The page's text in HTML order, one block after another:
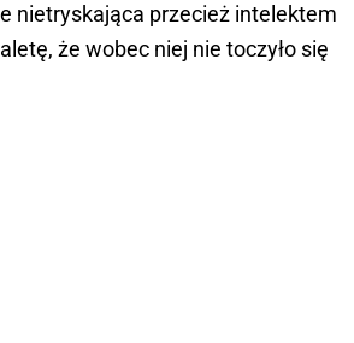
nietryskająca przecież intelektem
że wobec niej nie toczyło się